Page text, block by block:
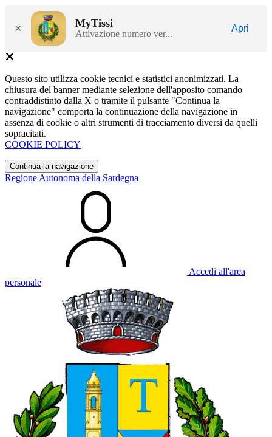
× MyTissi
Attivazione numero ver...
Apri
Questo sito utilizza cookie tecnici e statistici anonimizzati. La
chiusura del banner mediante selezione dell'apposito comando
contraddistinto dalla X o tramite il pulsante "Continua la
navigazione" comporta la continuazione della navigazione in
assenza di cookie o altri strumenti di tracciamento diversi da quelli
sopracitati.
COOKIE POLICY
Continua la navigazione
Regione Autonoma della Sardegna
Accedi all'area
personale